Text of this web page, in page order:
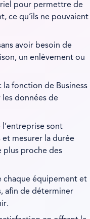
pour permettre de
ce qu’ils ne pouvaient
avoir besoin de
un enlèvement ou
la fonction de Business
données de
sont
et mesurer la durée
plus proche des
chaque équipement et
afin de déterminer